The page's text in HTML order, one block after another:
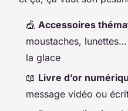
🎪 Accessoires
moustaches,
la glace
📖 Livre d’or
message vidéo ou